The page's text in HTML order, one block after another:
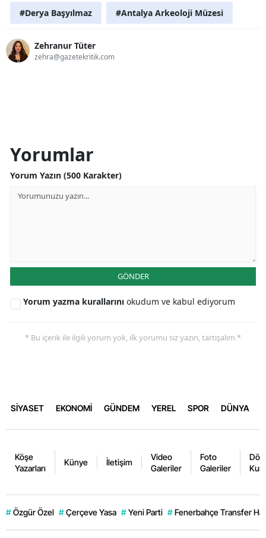
#Derya Başyılmaz #Antalya Arkeoloji Müzesi
Zehranur Tüter
zehra@gazetekritik.com
Yorumlar
Yorum Yazın (500 Karakter)
GÖNDER
Yorum yazma kurallarını okudum ve kabul ediyorum
* Bu içerik ile ilgili yorum yok, ilk yorumu siz yazın, tartışalım *
SİYASET EKONOMİ GÜNDEM YEREL SPOR DÜNYA
Köşe
Yazarları
Künye İletişim
Video
Galeriler
Foto
Galeriler
# Özgür Özel # Çerçeve Yasa # Yeni Parti # Fenerbahçe Transfer